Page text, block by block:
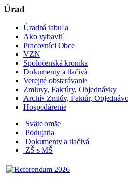
Úrad
Úradná tabuľa
Ako vybaviť
Pracovníci Obce
VZN
Spoločenská kronika
Dokumenty a tlačivá
Verejné obstarávanie
Zmluvy, Faktúry, Objednávky
Archív Zmlúv, Faktúr,
Hospodárenie
Sväté omše
Podujatia
Dokumenty a tlačivá
ZŠ s MŠ